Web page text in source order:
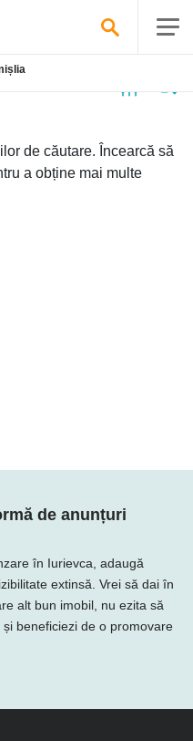
de căutare. Încearcă să
a obține mai multe
de anunțuri
în Iurievca, adaugă
extinsă. Vrei să dai în
alt bun imobil, nu ezita să
beneficiezi de o promovare